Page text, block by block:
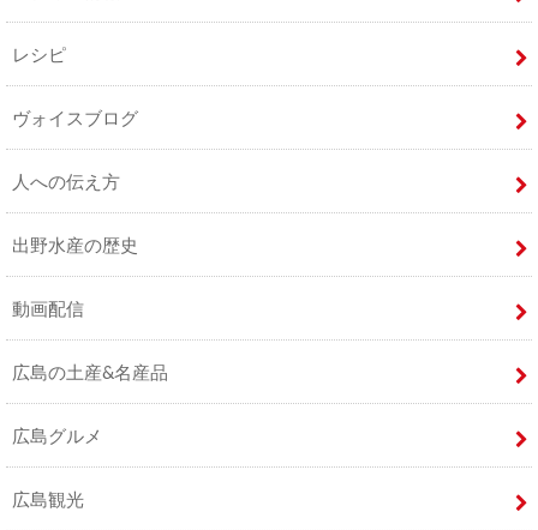
レシピ
ヴォイスブログ
人への伝え方
出野水産の歴史
動画配信
広島の土産&名産品
広島グルメ
広島観光